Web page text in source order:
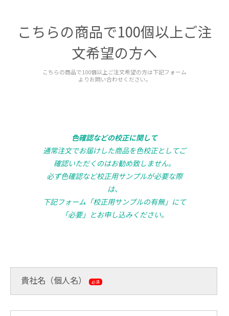
こちらの商品で100個以上ご注
文希望の方へ
こちらの商品で100個以上ご注文希望の方は下記フォーム
よりお問い合わせください。
色確認などの校正に関して
通常注文でお届けした商品を色校正としてご
確認いただくのはお勧め致しません。
必ず色確認など校正用サンプルが必要な際
は、
下記フォーム「校正用サンプルの有無」にて
「必要」とお申し込みください。
貴社名（個人名） 必須